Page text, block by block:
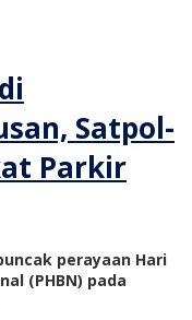
Satpol-
Parkir
perayaan Hari
(PHBN) pada